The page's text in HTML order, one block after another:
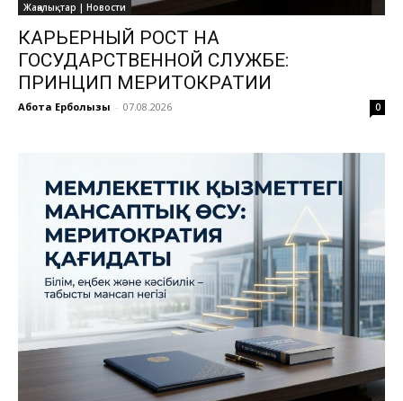
Жаңалықтар | Новости
КАРЬЕРНЫЙ РОСТ НА
ГОСУДАРСТВЕННОЙ СЛУЖБЕ:
ПРИНЦИП МЕРИТОКРАТИИ
Ақбота Ерболқызы - 07.08.2026 0